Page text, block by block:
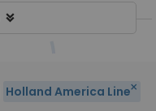
keyboard_double_arrow_down
Holland America Lineclose